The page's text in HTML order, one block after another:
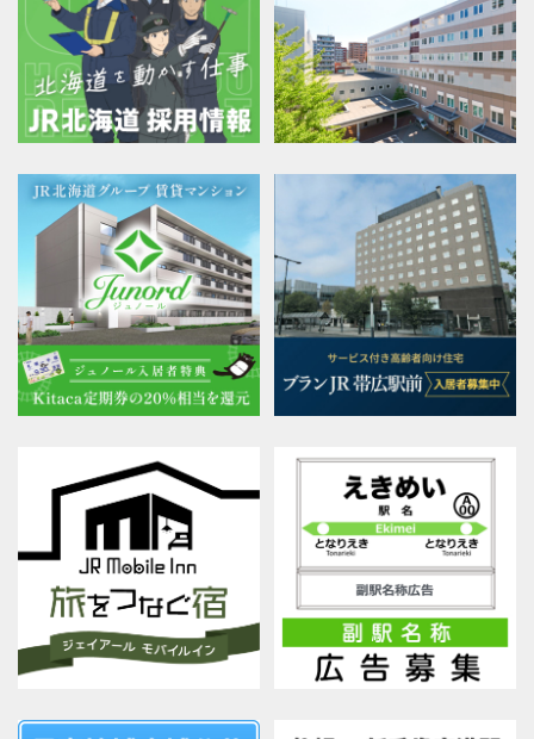
～函館本線の車窓風景とともに沿線地域の
食を存分に楽しめる～
「特急ニセコ号」に乗って北海道を楽しも
う！